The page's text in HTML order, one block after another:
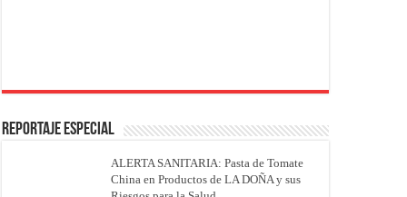
REPORTAJE ESPECIAL
ALERTA SANITARIA: Pasta de Tomate
China en Productos de LA DOÑA y sus